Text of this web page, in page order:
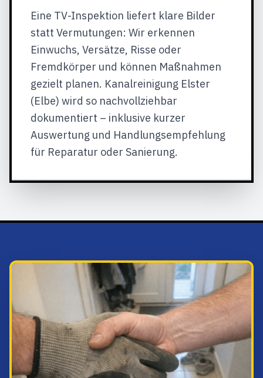
Eine TV-Inspektion liefert klare Bilder
statt Vermutungen: Wir erkennen
Einwuchs, Versätze, Risse oder
Fremdkörper und können Maßnahmen
gezielt planen. Kanalreinigung Elster
(Elbe) wird so nachvollziehbar
dokumentiert – inklusive kurzer
Auswertung und Handlungsempfehlung
für Reparatur oder Sanierung.